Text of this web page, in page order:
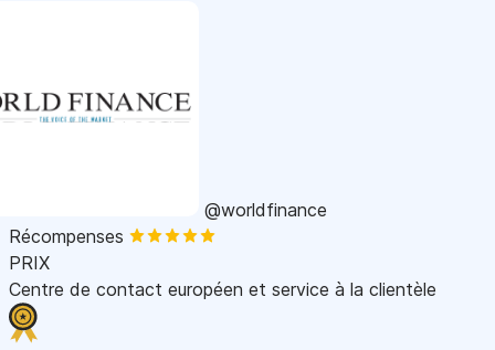
@worldfinance
Récompenses
PRIX
Centre de contact européen et service à la clientèle